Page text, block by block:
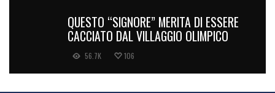
QUESTO “SIGNORE” MERITA DI ESSERE
CACCIATO DAL VILLAGGIO OLIMPICO
56.7K 106